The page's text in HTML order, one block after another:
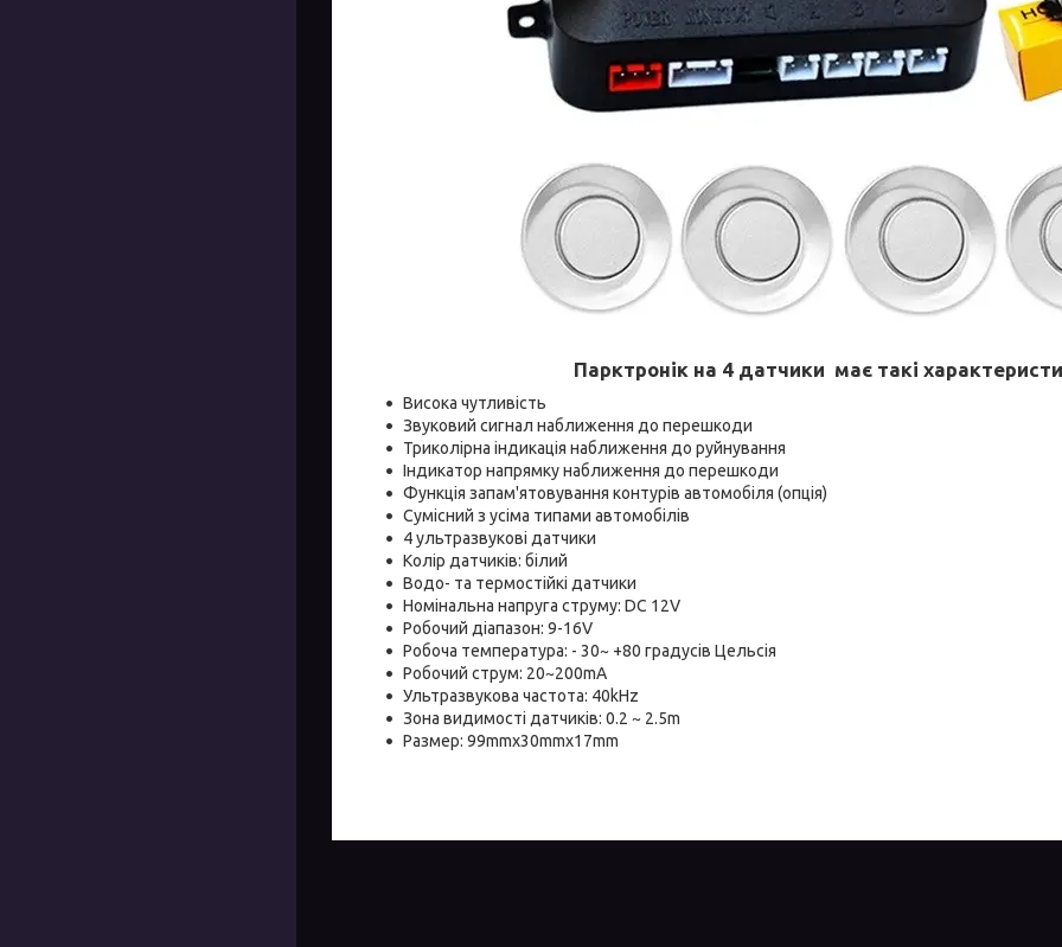
Парктронік на 4 датчики має такі
Висока чутливість
Звуковий сигнал наближення до перешкоди
Триколірна індикація наближення до руйнування
Індикатор напрямку наближення до перешкоди
Функція запам'ятовування контурів автомобіля (опція)
Сумісний з усіма типами автомобілів
4 ультразвукові датчики
Колір датчиків: білий
Водо- та термостійкі датчики
Номінальна напруга струму: DC 12V
Робочий діапазон: 9-16V
Робоча температура: - 30~ +80 градусів Цельсія
Робочий струм: 20~200mA
Ультразвукова частота: 40kHz
Зона видимості датчиків: 0.2 ~ 2.5m
Размер: 99mmx30mmx17mm